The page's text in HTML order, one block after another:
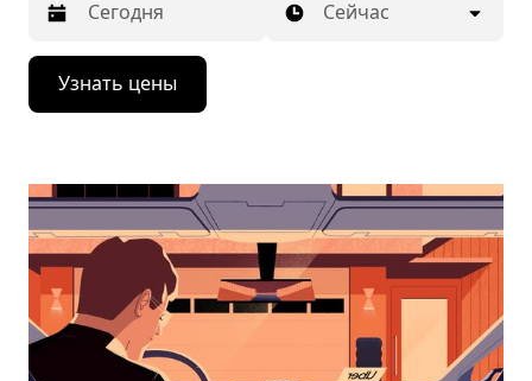
Нажмите
стрелку
вниз,
календарю
выбрать
дату.
Чтобы
закрыть
календарь,
нажмите
Esc.
Сейчас
Узнать цены